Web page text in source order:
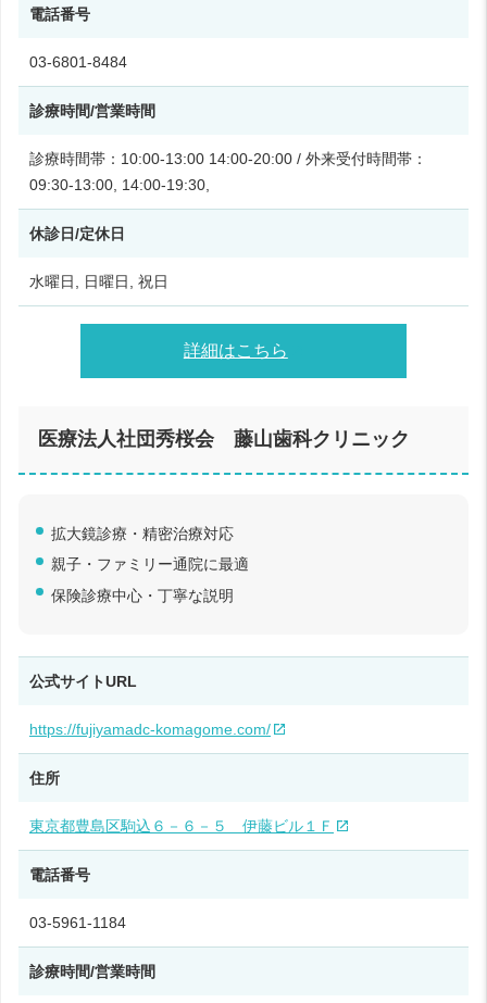
電話番号
03-6801-8484
診療時間/営業時間
診療時間帯：10:00-13:00 14:00-20:00 / 外来受付時間帯：
09:30-13:00, 14:00-19:30,
休診日/定休日
水曜日, 日曜日, 祝日
詳細はこちら
医療法人社団秀桜会 藤山歯科クリニック
拡大鏡診療・精密治療対応
親子・ファミリー通院に最適
保険診療中心・丁寧な説明
公式サイトURL
https://fujiyamadc-komagome.com/
住所
東京都豊島区駒込６－６－５ 伊藤ビル１Ｆ
電話番号
03-5961-1184
診療時間/営業時間